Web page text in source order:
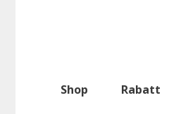
Shop Rabatt